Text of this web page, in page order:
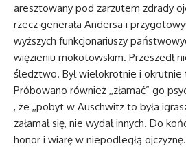
aresztowany pod zarzutem zdrady
rzecz generała Andersa i
wyższych funkcjonariuszy
więzieniu mokotowskim. Przeszedł
śledztwo. Był wielokrotnie i okrutnie
Próbowano również ,,złamać” go
, że ,,pobyt w Auschwitz to była
załamał się, nie wydał innych. Do
honor i wiarę w niepodległą ojczyznę.